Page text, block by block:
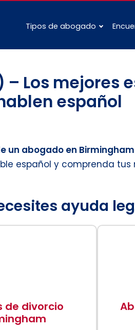
Tipos de abogado
Los mejores
español
un abogado en
español y comprenda tus
ayuda
de divorcio